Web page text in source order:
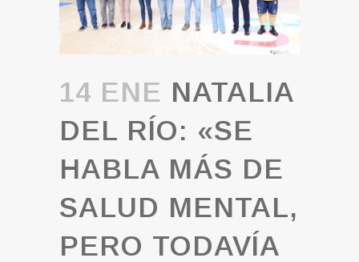
14 ENE NATALIA
DEL RÍO: «SE
HABLA MÁS DE
SALUD MENTAL,
PERO TODAVÍA